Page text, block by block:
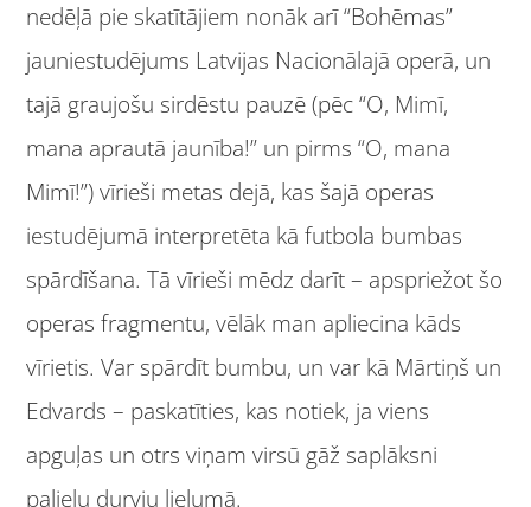
nedēļā pie skatītājiem nonāk arī “Bohēmas”
jauniestudējums Latvijas Nacionālajā operā, un
tajā graujošu sirdēstu pauzē (pēc “O, Mimī,
mana aprautā jaunība!” un pirms “O, mana
Mimī!”) vīrieši metas dejā, kas šajā operas
iestudējumā interpretēta kā futbola bumbas
spārdīšana. Tā vīrieši mēdz darīt – apspriežot šo
operas fragmentu, vēlāk man apliecina kāds
vīrietis. Var spārdīt bumbu, un var kā Mārtiņš un
Edvards – paskatīties, kas notiek, ja viens
apguļas un otrs viņam virsū gāž saplāksni
palielu durvju lielumā.